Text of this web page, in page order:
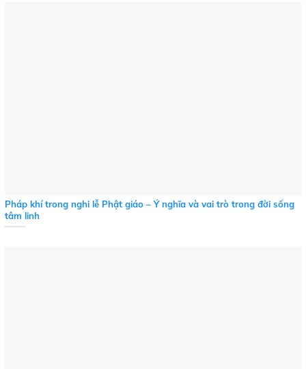
Pháp khí trong nghi lễ Phật giáo – Ý nghĩa và vai trò trong đời sống
tâm linh